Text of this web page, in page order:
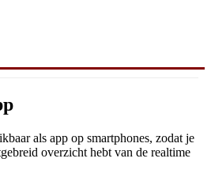
als app op smartphones, zodat je
overzicht hebt van de realtime